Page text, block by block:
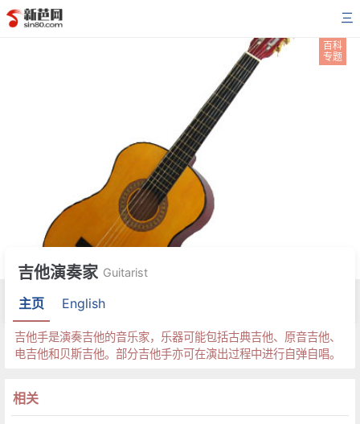
三
百科
专题
吉他演奏家 Guitarist
主页 English
吉他手是演奏吉他的音乐家，乐器可能包括古典吉他、原音吉他、
电吉他和贝斯吉他。部分吉他手亦可在演出过程中进行自弹自唱。
相关